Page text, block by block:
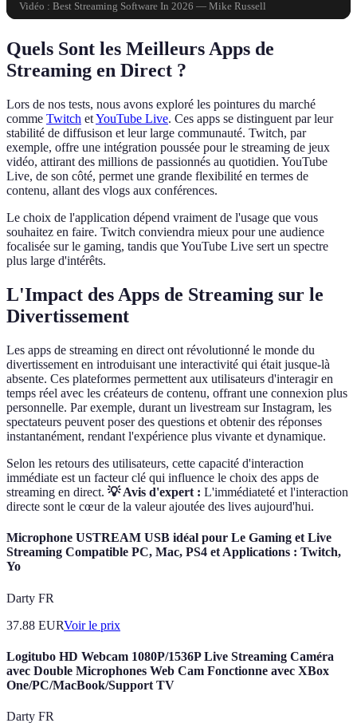
Vidéo : Best Streaming Software In 2026 — Mike Russell
Quels Sont les Meilleurs Apps de
Streaming en Direct ?
Lors de nos tests, nous avons exploré les pointures du marché
comme Twitch etYouTube Live. Ces apps se distinguent par leur
stabilité de diffusison et leur large communauté. Twitch, par
exemple, offre une intégration poussée pour le streaming de jeux
vidéo, attirant des millions de passionnés au quotidien. YouTube
Live, de son côté, permet une grande flexibilité en termes de
contenu, allant des vlogs aux conférences.
Le choix de l'application dépend vraiment de l'usage que vous
souhaitez en faire. Twitch conviendra mieux pour une audience
focalisée sur le gaming, tandis que YouTube Live sert un spectre
plus large d'intérêts.
L'Impact des Apps de Streaming sur le
Divertissement
Les apps de streaming en direct ont révolutionné le monde du
divertissement en introduisant une interactivité qui était jusque-là
absente. Ces plateformes permettent aux utilisateurs d'interagir en
temps réel avec les créateurs de contenu, offrant une connexion plus
personnelle. Par exemple, durant un livestream sur Instagram, les
spectateurs peuvent poser des questions et obtenir des réponses
instantanément, rendant l'expérience plus vivante et dynamique.
Selon les retours des utilisateurs, cette capacité d'interaction
immédiate est un facteur clé qui influence le choix des apps de
streaming en direct. 💡 Avis d'expert : L'immédiateté et l'interaction
directe sont le cœur de la valeur ajoutée des lives aujourd'hui.
Microphone USTREAM USB idéal pour Le Gaming et Live
Streaming Compatible PC, Mac, PS4 et Applications : Twitch,
Yo
Darty FR
37.88 EURVoir le prix
Logitubo HD Webcam 1080P/1536P Live Streaming Caméra
avec Double Microphones Web Cam Fonctionne avec XBox
One/PC/MacBook/Support TV
Darty FR